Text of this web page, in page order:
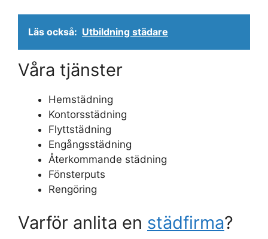
Läs också: Utbildning städare
Våra tjänster
Hemstädning
Kontorsstädning
Flyttstädning
Engångsstädning
Återkommande städning
Fönsterputs
Rengöring
Varför anlita en städfirma?